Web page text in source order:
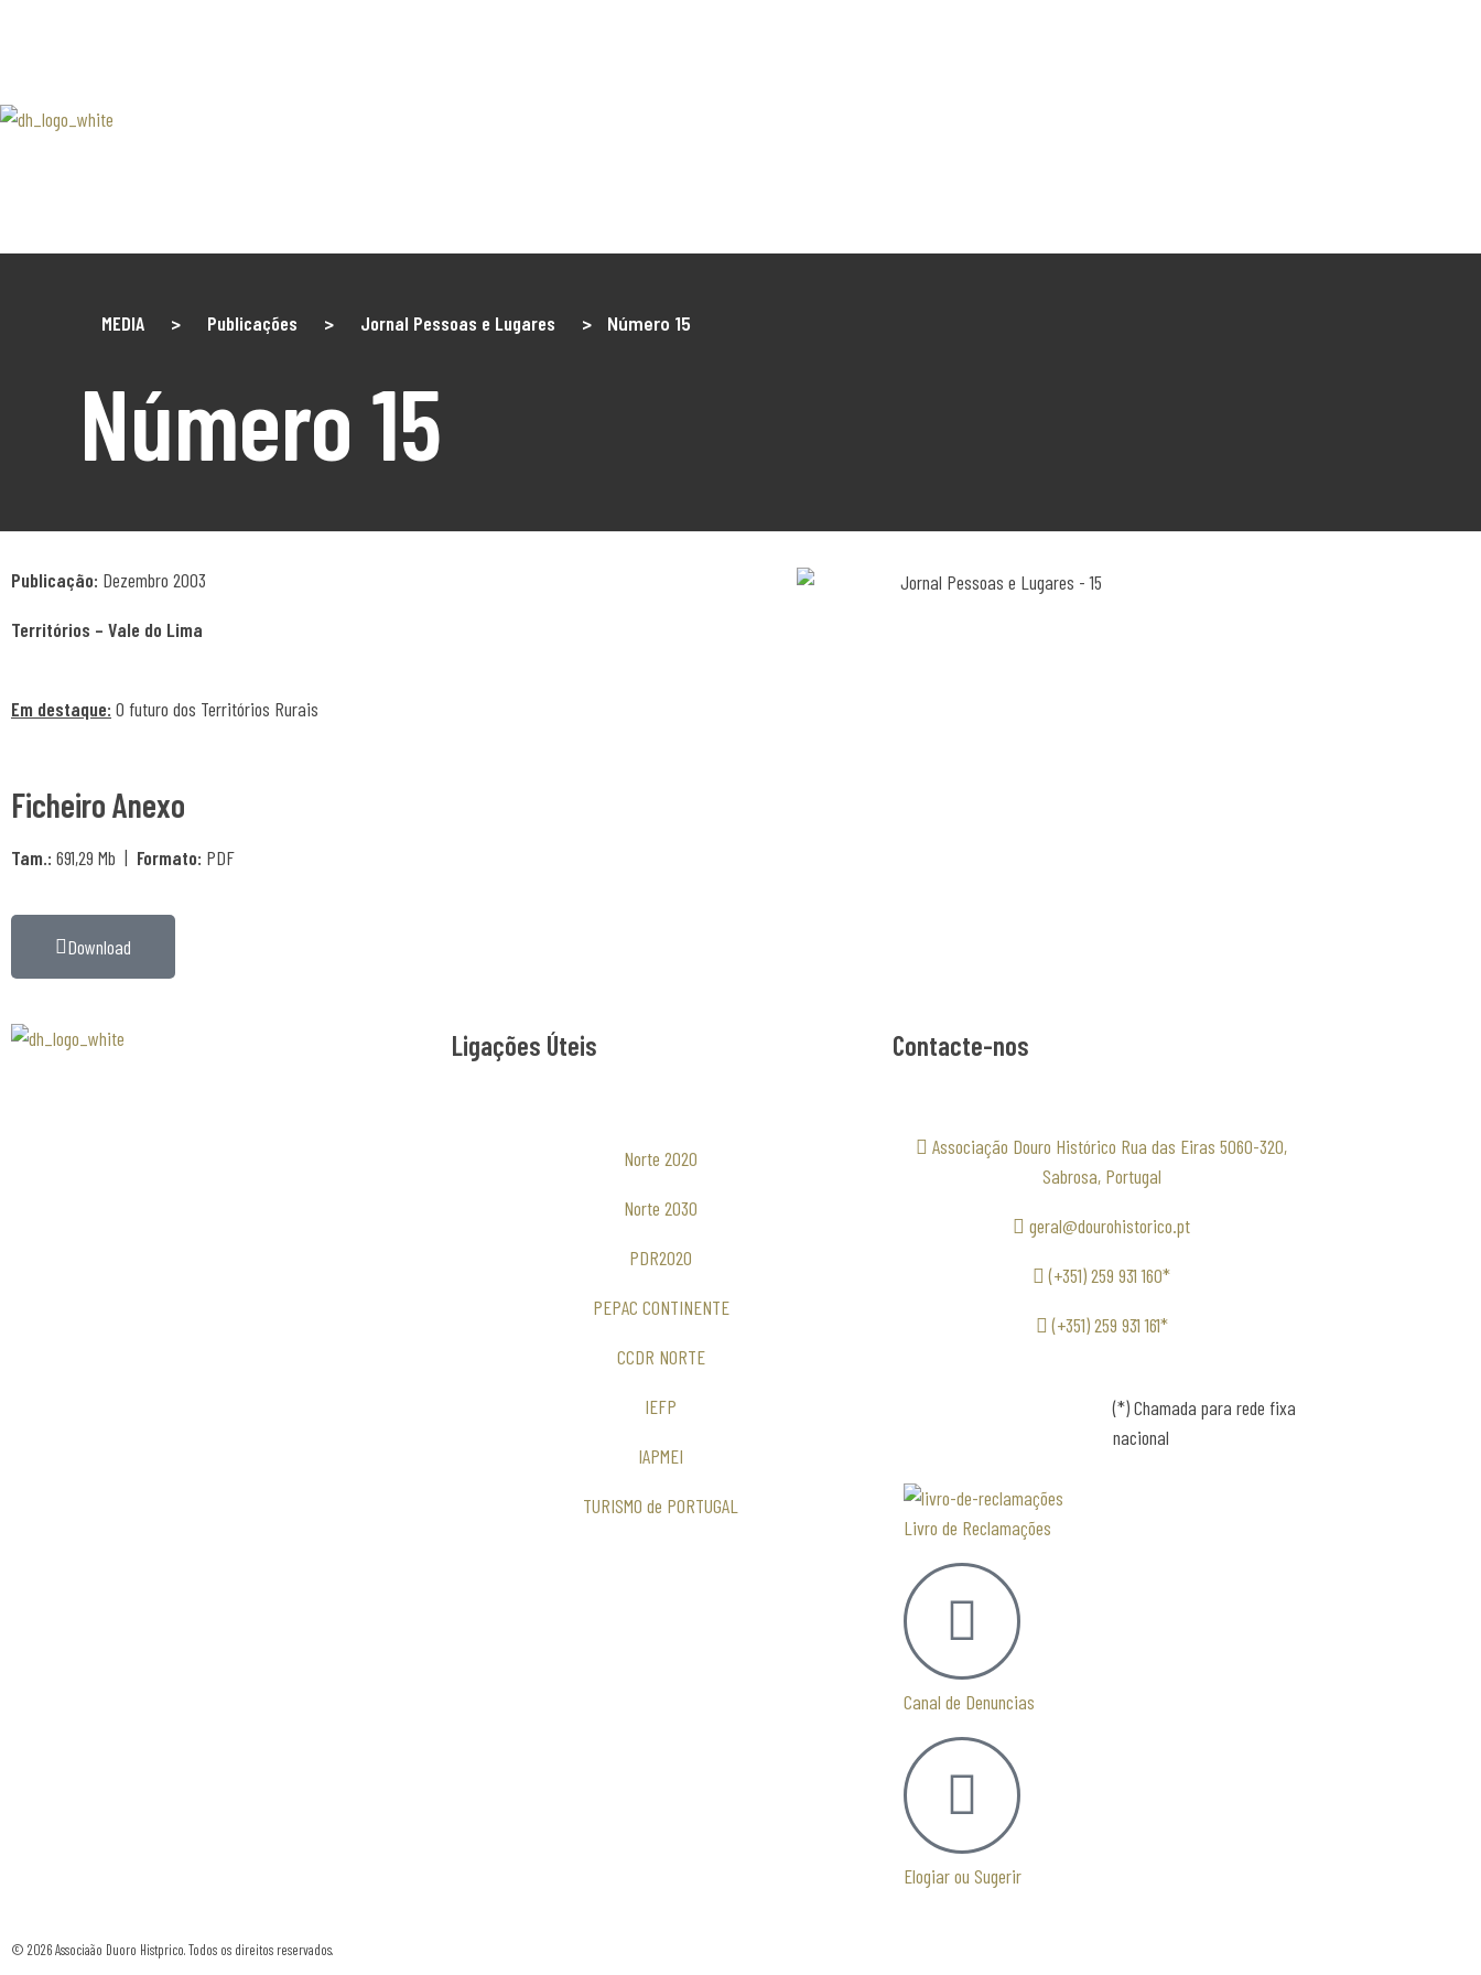
MEDIA > Publicações > Jornal Pessoas e Lugares > Número 15
Número 15
Publicação: Dezembro 2003
Territórios – Vale do Lima
Em destaque: O futuro dos Territórios Rurais
Ficheiro Anexo
Tam.: 691,29 Mb | Formato: PDF
Download
Ligações Úteis
Norte 2020
Norte 2030
PDR2020
PEPAC CONTINENTE
CCDR NORTE
IEFP
IAPMEI
TURISMO de PORTUGAL
Contacte-nos
Associação Douro Histórico Rua das Eiras 5060-320,
Sabrosa, Portugal
geral@dourohistorico.pt
(+351) 259 931 160*
(+351) 259 931 161*
(*) Chamada para rede fixa
nacional
Livro de Reclamações
Canal de Denuncias
Elogiar ou Sugerir
© 2026 Associaão Duoro Histprico. Todos os direitos reservados.